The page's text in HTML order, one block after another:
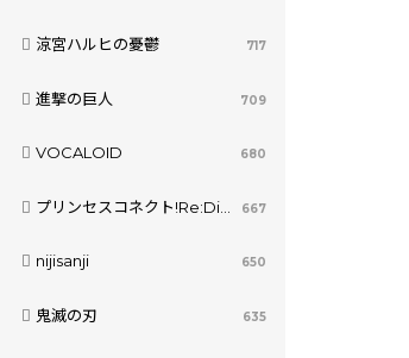
涼宮ハルヒの憂鬱 717
進撃の巨人 709
VOCALOID 680
プリンセスコネクト!Re:Dive 667
nijisanji 650
鬼滅の刃 635